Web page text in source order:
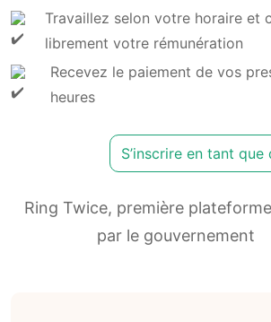
Travaillez selon votre horaire et
librement votre rémunération
Recevez le paiement de vos
heures
S’inscrire en tant que
Ring Twice, première
par le gouvernement